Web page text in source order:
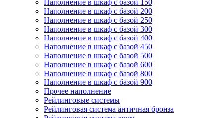
Наполнение в шкаф с базой 150
Наполнение в шкаф с базой 200
Наполнение в шкаф с базой 250
Наполнение в шкаф с базой 300
Наполнение в шкаф с базой 400
Наполнение в шкаф с базой 450
Наполнение в шкаф с базой 500
Наполнение в шкаф с базой 600
Наполнение в шкаф с базой 800
Наполнение в шкаф с базой 900
Прочее наполнение
Рейлинговые системы
Рейлинговая система античная бронза